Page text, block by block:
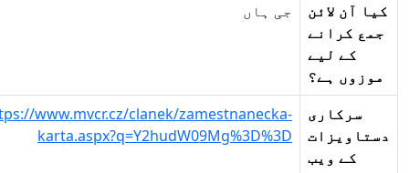
آن لائن
جمع کرانے
کے لیے
موزوں ہے؟
جی ہاں
سرکاری
کے ویب
https://www.mvcr.cz/clanek/zamestnanecka-
karta.aspx?q=Y2hudW09Mg%3D%3D